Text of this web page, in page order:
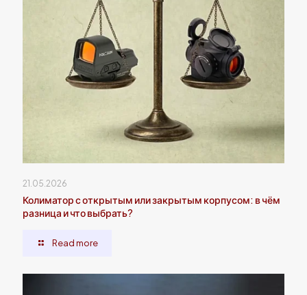
21.05.2026
Колиматор с открытым или закрытым корпусом: в чём
разница и что выбрать?
Read more